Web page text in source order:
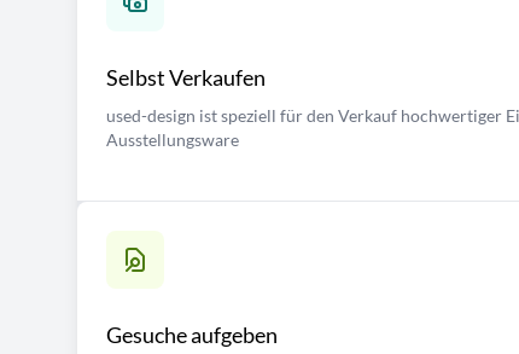
Selbst Verkaufen
used-design ist speziell für den Verkauf hochwertiger
Ausstellungsware
Gesuche aufgeben